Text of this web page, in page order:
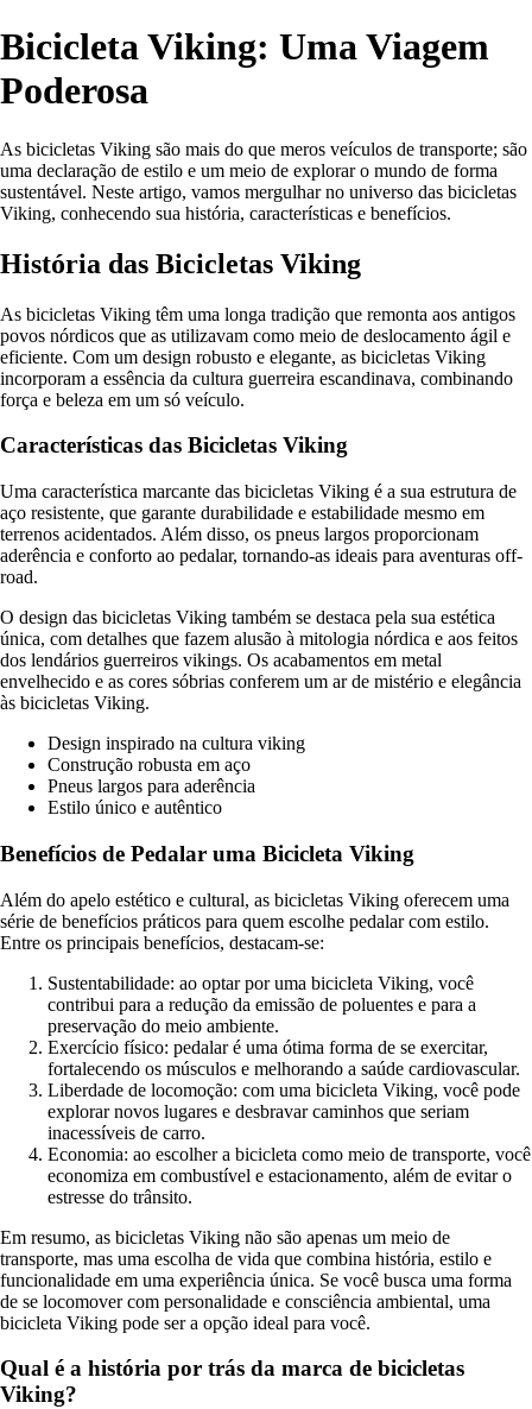
Bicicleta Viking: Uma Viagem
Poderosa
As bicicletas Viking são mais do que meros veículos de transporte; são
uma declaração de estilo e um meio de explorar o mundo de forma
sustentável. Neste artigo, vamos mergulhar no universo das bicicletas
Viking, conhecendo sua história, características e benefícios.
História das Bicicletas Viking
As bicicletas Viking têm uma longa tradição que remonta aos antigos
povos nórdicos que as utilizavam como meio de deslocamento ágil e
eficiente. Com um design robusto e elegante, as bicicletas Viking
incorporam a essência da cultura guerreira escandinava, combinando
força e beleza em um só veículo.
Características das Bicicletas Viking
Uma característica marcante das bicicletas Viking é a sua estrutura de
aço resistente, que garante durabilidade e estabilidade mesmo em
terrenos acidentados. Além disso, os pneus largos proporcionam
aderência e conforto ao pedalar, tornando-as ideais para aventuras off-
road.
O design das bicicletas Viking também se destaca pela sua estética
única, com detalhes que fazem alusão à mitologia nórdica e aos feitos
dos lendários guerreiros vikings. Os acabamentos em metal
envelhecido e as cores sóbrias conferem um ar de mistério e elegância
às bicicletas Viking.
Design inspirado na cultura viking
Construção robusta em aço
Pneus largos para aderência
Estilo único e autêntico
Benefícios de Pedalar uma Bicicleta Viking
Além do apelo estético e cultural, as bicicletas Viking oferecem uma
série de benefícios práticos para quem escolhe pedalar com estilo.
Entre os principais benefícios, destacam-se:
Sustentabilidade: ao optar por uma bicicleta Viking, você
contribui para a redução da emissão de poluentes e para a
preservação do meio ambiente.
Exercício físico: pedalar é uma ótima forma de se exercitar,
fortalecendo os músculos e melhorando a saúde cardiovascular.
Liberdade de locomoção: com uma bicicleta Viking, você pode
explorar novos lugares e desbravar caminhos que seriam
inacessíveis de carro.
Economia: ao escolher a bicicleta como meio de transporte, você
economiza em combustível e estacionamento, além de evitar o
estresse do trânsito.
Em resumo, as bicicletas Viking não são apenas um meio de
transporte, mas uma escolha de vida que combina história, estilo e
funcionalidade em uma experiência única. Se você busca uma forma
de se locomover com personalidade e consciência ambiental, uma
bicicleta Viking pode ser a opção ideal para você.
Qual é a história por trás da marca de bicicletas
Viking?